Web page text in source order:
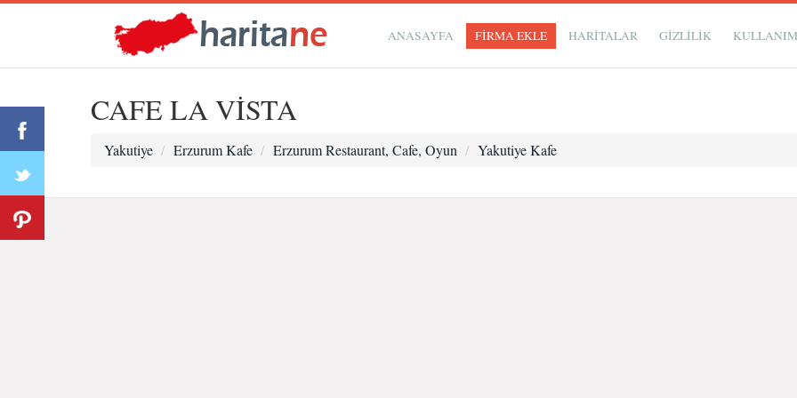
ANASAYFA FİRMA EKLE HARİTALAR GIZLILIK
CAFE LA VİSTA
Yakutiye Erzurum Kafe Erzurum Restaurant, Cafe, Oyun Yakutiye Kafe